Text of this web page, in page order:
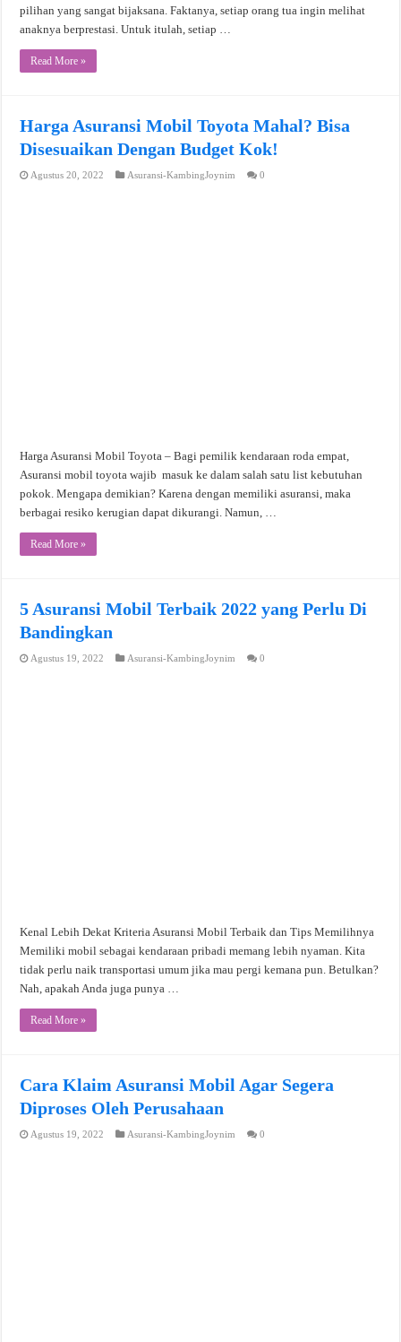
pilihan yang sangat bijaksana. Faktanya, setiap orang tua ingin melihat
anaknya berprestasi. Untuk itulah, setiap …
Read More »
Harga Asuransi Mobil Toyota Mahal? Bisa
Disesuaikan Dengan Budget Kok!
Agustus 20, 2022 Asuransi-KambingJoynim 0
Harga Asuransi Mobil Toyota – Bagi pemilik kendaraan roda empat,
Asuransi mobil toyota wajib masuk ke dalam salah satu list kebutuhan
pokok. Mengapa demikian? Karena dengan memiliki asuransi, maka
berbagai resiko kerugian dapat dikurangi. Namun, …
Read More »
5 Asuransi Mobil Terbaik 2022 yang Perlu Di
Bandingkan
Agustus 19, 2022 Asuransi-KambingJoynim 0
Kenal Lebih Dekat Kriteria Asuransi Mobil Terbaik dan Tips Memilihnya
Memiliki mobil sebagai kendaraan pribadi memang lebih nyaman. Kita
tidak perlu naik transportasi umum jika mau pergi kemana pun. Betulkan?
Nah, apakah Anda juga punya …
Read More »
Cara Klaim Asuransi Mobil Agar Segera
Diproses Oleh Perusahaan
Agustus 19, 2022 Asuransi-KambingJoynim 0